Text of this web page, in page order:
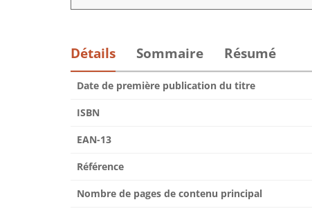
Détails Sommaire Résumé
Date de première publication du titre
ISBN
EAN-13
Référence
Nombre de pages de contenu principal